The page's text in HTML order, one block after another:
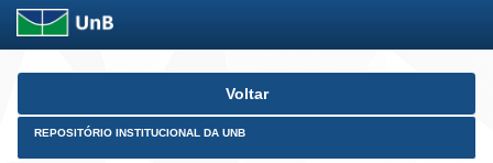
Skip
Voltar
REPOSITÓRIO INSTITUCIONAL DA UNB